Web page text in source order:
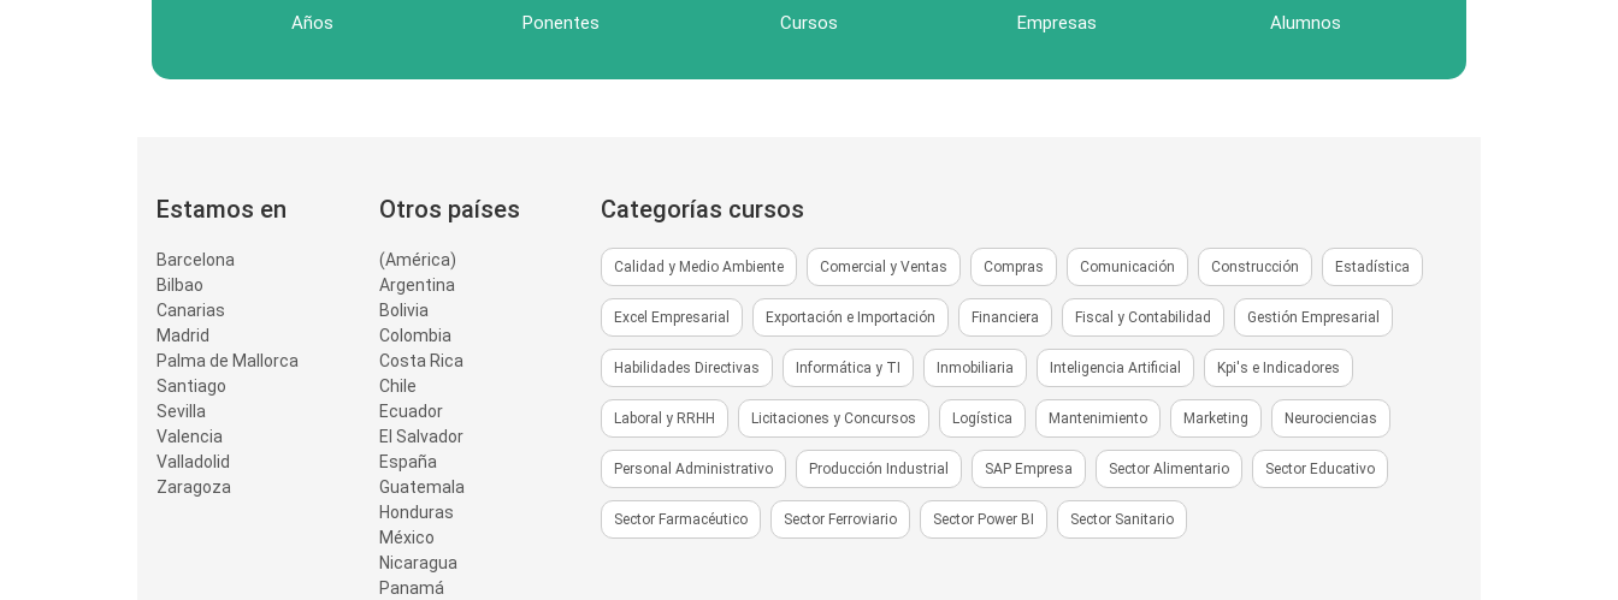
Años Ponentes Cursos Empresas Alumnos
Estamos en
Barcelona
Bilbao
Canarias
Madrid
Palma de Mallorca
Santiago
Sevilla
Valencia
Valladolid
Zaragoza
Otros países
(América)
Argentina
Bolivia
Colombia
Costa Rica
Chile
Ecuador
El Salvador
España
Guatemala
Honduras
México
Nicaragua
Panamá
Categorías cursos
Calidad y Medio Ambiente Comercial y Ventas Compras Comunicación Construcción Estadística
Excel Empresarial Exportación e Importación Financiera Fiscal y Contabilidad Gestión Empresarial
Habilidades Directivas Informática y TI Inmobiliaria Inteligencia Artificial Kpi's e Indicadores
Laboral y RRHH Licitaciones y Concursos Logística Mantenimiento Marketing Neurociencias
Personal Administrativo Producción Industrial SAP Empresa Sector Alimentario Sector Educativo
Sector Farmacéutico Sector Ferroviario Sector Power BI Sector Sanitario